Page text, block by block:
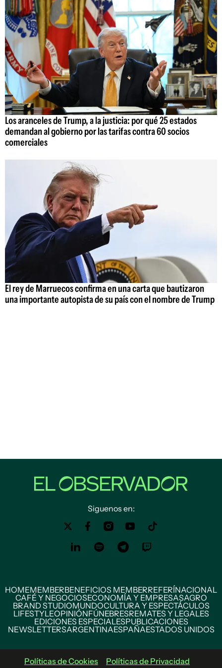
Los aranceles de Trump, a la justicia: por qué 25 estados
demandan al gobierno por las tarifas contra 60 socios
comerciales
El rey de Marruecos confirma en una carta que bautizaron
una importante autopista de su país con el nombre de Trump
Siguenos en:
HOMEMEMBERBENEFICIOS MEMBERREFERÍNACIONAL
CAFÉ Y NEGOCIOSECONOMÍA Y EMPRESASAGRO
BRAND STUDIOMUNDOCULTURA Y ESPECTÁCULOS
LIFESTYLEOPINIÓNFÚNEBRESREMATES Y LEGALES
EDICIONES ESPECIALESPUBLICACIONES
NEWSLETTERSARGENTINAESPAÑAESTADOS UNIDOS
Políticas de Cookies Políticas de Privacidad